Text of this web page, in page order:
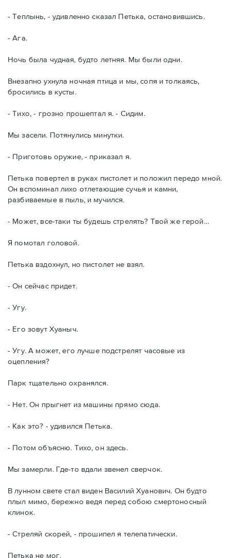
- Теплынь, - удивленно сказал Петька, остановившись.
- Ага.
Ночь была чудная, будто летняя. Мы были одни.
Внезапно ухнула ночная птица и мы, сопя и толкаясь,
бросились в кусты.
- Тихо, - грозно прошептал я. - Сидим.
Мы засели. Потянулись минутки.
- Приготовь оружие, - приказал я.
Петька повертел в руках пистолет и положил передо мной.
Он вспоминал лихо отлетающие сучья и камни,
разбиваемые в пыль, и мучился.
- Может, все-таки ты будешь стрелять? Твой же герой…
Я помотал головой.
Петька вздохнул, но пистолет не взял.
- Он сейчас придет.
- Угу.
- Его зовут Хуаныч.
- Угу. А может, его лучше подстрелят часовые из
оцепления?
Парк тщательно охранялся.
- Нет. Он прыгнет из машины прямо сюда.
- Как это? - удивился Петька.
- Потом объясню. Тихо, он здесь.
Мы замерли. Где-то вдали звенел сверчок.
В лунном свете стал виден Василий Хуанович. Он будто
плыл мимо, бережно ведя перед собою смертоносный
клинок.
- Стреляй скорей, - прошипел я телепатически.
Петька не мог.